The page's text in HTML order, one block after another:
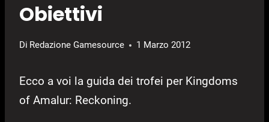
Obiettivi
Di Redazione Gamesource 1 Marzo 2012
Ecco a voi la guida dei trofei per Kingdoms
of Amalur: Reckoning.